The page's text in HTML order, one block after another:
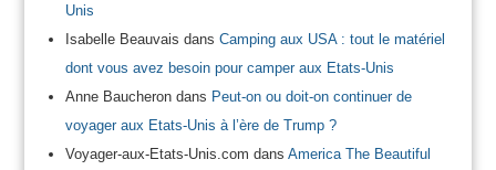
Unis
Isabelle Beauvais dans Camping aux USA : tout le matériel
dont vous avez besoin pour camper aux Etats-Unis
Anne Baucherondans Peut-on ou doit-on continuer de
voyager aux Etats-Unis à l’ère de Trump ?
Voyager-aux-Etats-Unis.com dans America The Beautiful